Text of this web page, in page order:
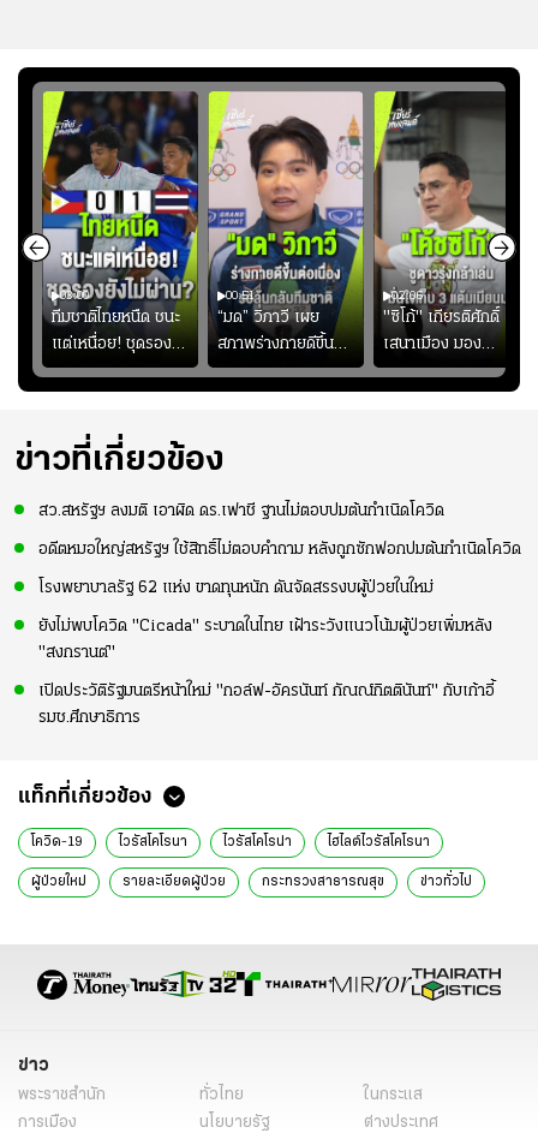
03:00
ทีมชาติไทยหนืด ชนะ
แต่เหนื่อย! ชุดรอง
ยังไม่ผ่าน?
00:51
“มด” วิภาวี เผย
สภาพร่างกายดีขึ้น
อย่างต่อเนื่อง พร้อม
พยายามลงสนามให้
ความมั่นใจ
02:06
"ซิโก้" เกียรติศักดิ์
เสนาเมือง มอง
ว่าการเปิดโอกาสให้
แข้งดาวรุ่งลงสนาม
ข่าวที่เกี่ยวข้อง
สว.สหรัฐฯ ลงมติ เอาผิด ดร.เฟาชี ฐานไม่ตอบปมต้นกำเนิดโควิด
อดีตหมอใหญ่สหรัฐฯ ใช้สิทธิ์ไม่ตอบคำถาม หลังถูกซักฟอกปมต้นกำเนิดโควิด
โรงพยาบาลรัฐ 62 แห่ง ขาดทุนหนัก ดันจัดสรรงบผู้ป่วยในใหม่
ยังไม่พบโควิด "Cicada" ระบาดในไทย เฝ้าระวังแนวโน้มผู้ป่วยเพิ่มหลัง
"สงกรานต์"
เปิดประวัติรัฐมนตรีหน้าใหม่ "กอล์ฟ-อัครนันท์ กัณณ์กิตตินันท์" กับเก้าอี้
รมช.ศึกษาธิการ
แท็กที่เกี่ยวข้อง
โควิด-19 ไวรัสโคโรนา ไวรัสโคโรน่า ไฮไลต์ไวรัสโคโรนา
ผู้ป่วยใหม่ รายละเอียดผู้ป่วย กระทรวงสาธารณสุข ข่าวทั่วไป
ข่าว
พระราชสำนัก ทั่วไทย
ในกระแส
การเมือง
นโยบายรัฐ
ต่างประเทศ